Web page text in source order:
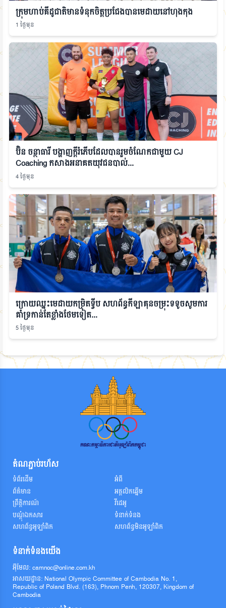
ក្រុមហាប់គីដូជាតិមានទំនុកចិត្តប្រជែងបានមេដាយនៅហុងកុង
1 ថ្ងៃមុន
ប៊ិន ចន្ថាធារី បង្ហាញក្ដីរំភើបដែលបានរួមចំណែកជាមួយ CJ
Coaching កសាងអនាគតយុវជនបាល់...
4 ថ្ងៃមុន
ក្រោយឈ្នះមេដាយកម្រិតទ្វីប សហព័ន្ធកីឡាគុនចម្រុះទទូចសូមការ
គាំទ្រកាន់តែខ្លាំងថែមទៀត...
5 ថ្ងៃមុន
តំណភ្ជាប់រហ័ស
ទំព័រដើម
អំពី
ព័ត៌មាន
អត្តលិកឆ្នើម
ព្រឹត្តិការណ៍
វីដេអូ
បណ្តុំឯកសារ
ទំនាក់ទំនង
សហព័ន្ធអូឡាំពិក
សហព័ន្ធមិនអូឡាំពិក
ទំនាក់ទំនងយើង
អ៊ីមែល: camnoc@online.com.kh
អាសយដ្ឋាន: National Olympic Committee of Cambodia No. 1,
Republic of Poland Blvd. (163), Phnom Penh, 120307, Kingdom of
Cambodia